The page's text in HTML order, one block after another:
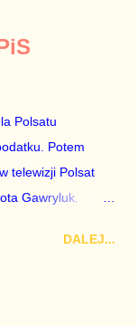
Polsatu
Potem
telewizji Polsat
Gawryluk.
który jest obecnie
DALEJ...